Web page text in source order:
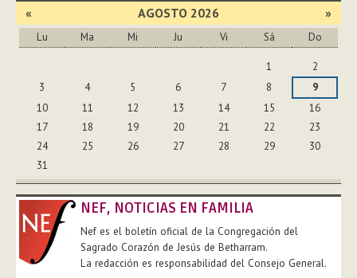
« AGOSTO 2026 »
Lu Ma Mi Ju Vi Sá Do
1
2
3
4 5 6 7 8
9
10
11 12 13 14 15
16
17
18 19 20 21 22
23
24
25 26 27 28 29
30
31
NEF, NOTICIAS EN FAMILIA
Nef es el boletín oficial de la Congregación del
Sagrado Corazón de Jesús de Betharram.
La redacción es responsabilidad del Consejo General.